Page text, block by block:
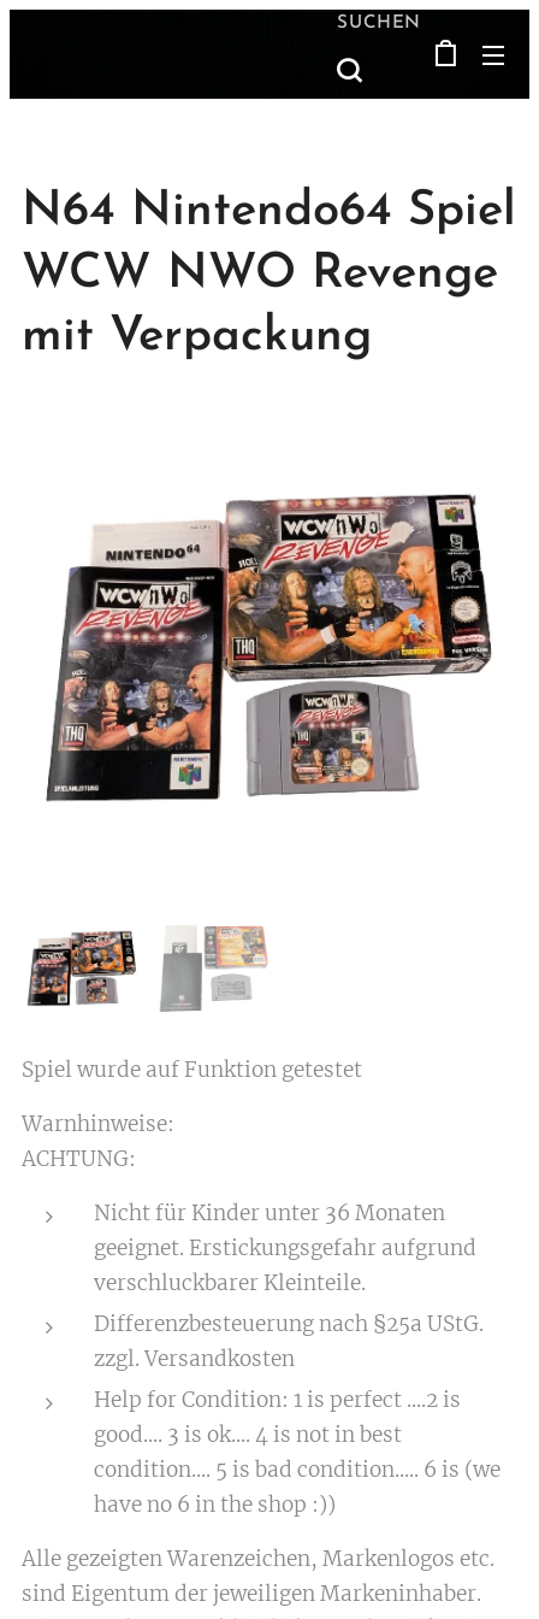
SUCHEN
N64 Nintendo64 Spiel
WCW NWO Revenge
mit Verpackung
Spiel wurde auf Funktion getestet
Warnhinweise:
ACHTUNG:
Nicht für Kinder unter 36 Monaten
geeignet. Erstickungsgefahr aufgrund
verschluckbarer Kleinteile.
Differenzbesteuerung nach §25a UStG.
zzgl. Versandkosten
Help for Condition: 1 is perfect ....2 is
good.... 3 is ok.... 4 is not in best
condition.... 5 is bad condition..... 6 is (we
have no 6 in the shop :))
Alle gezeigten Warenzeichen, Markenlogos etc.
sind Eigentum der jeweiligen Markeninhaber.